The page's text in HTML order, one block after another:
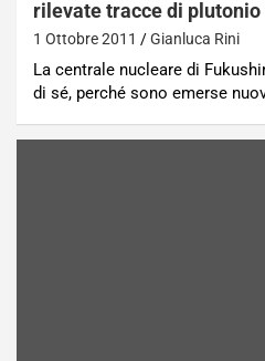
rilevate tracce di plutonio
1 Ottobre 2011 Gianluca Rini
La centrale nucleare di
di sé, perché sono emerse